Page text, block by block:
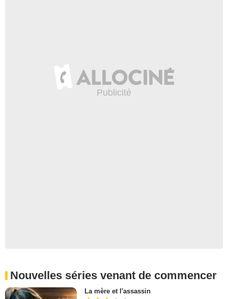
Nouvelles séries venant de commencer
La mère et l'assassin